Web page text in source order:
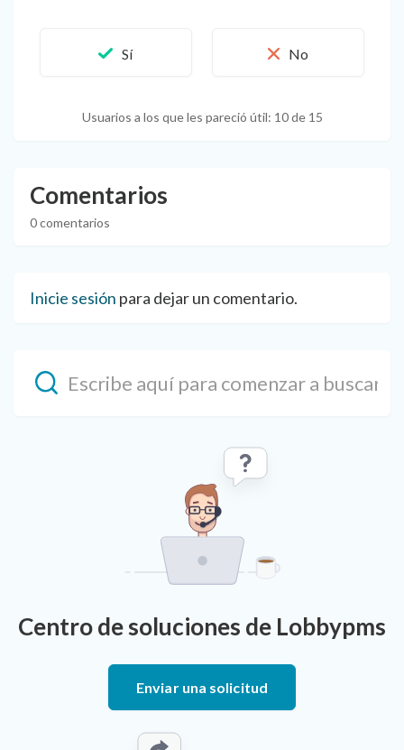
Usuarios a los que les pareció útil: 10 de 15
Comentarios
0 comentarios
Inicie sesión para dejar un comentario.
Centro de soluciones de Lobbypms
Enviar una solicitud